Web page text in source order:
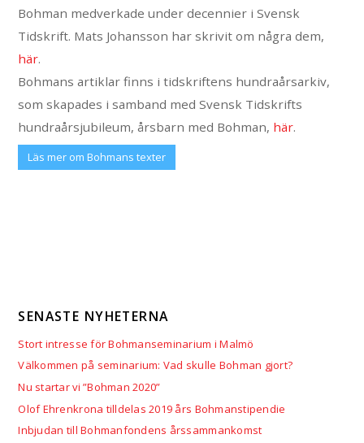
Bohman medverkade under decennier i Svensk
Tidskrift. Mats Johansson har skrivit om några dem,
här.
Bohmans artiklar finns i tidskriftens hundraårsarkiv,
som skapades i samband med Svensk Tidskrifts
hundraårsjubileum, årsbarn med Bohman, här.
Läs mer om Bohmans texter
SENASTE NYHETERNA
Stort intresse för Bohmanseminarium i Malmö
Välkommen på seminarium: Vad skulle Bohman gjort?
Nu startar vi ”Bohman 2020”
Olof Ehrenkrona tilldelas 2019 års Bohmanstipendie
Inbjudan till Bohmanfondens årssammankomst